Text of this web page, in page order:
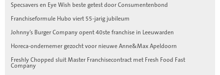
Specsavers en Eye Wish beste getest door Consumentenbond
Franchiseformule Hubo viert 55-jarig jubileum
Johnny’s Burger Company opent 40ste franchise in Leeuwarden
Horeca-ondernemer gezocht voor nieuwe Anne&Max Apeldoorn
Freshly Chopped sluit Master Franchisecontract met Fresh Food Fast
Company